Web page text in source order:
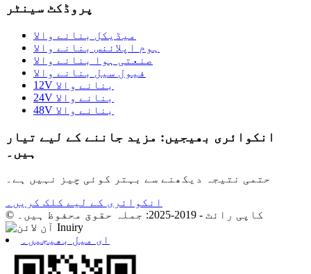
پروڈکٹ سینٹر
میڈیکل بنانے والا
ہوم اپلائنس بنانے والا
صنعتی ہوا بنانے والا
فیول سیل بنانے والا
12V بنانے والا
24V بنانے والا
48V بنانے والا
انکوائری بھیجیں: مزید جاننے کے لیے تیار
ہیں۔
حتمی نتیجہ دیکھنے سے بہتر کوئی چیز نہیں ہے۔
انکوائری کے لیے کلک کریں۔
© کاپی رائٹ - 2019-2025: جملہ حقوق محفوظ ہیں۔
ای میل بھیجیں۔